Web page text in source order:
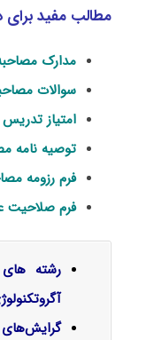
مطالب مفید برای
مدارک
سوالات
امتیاز
توصیه نامه
فرم رزومه
فرم صلاحیت
رشته
گرایش‌های